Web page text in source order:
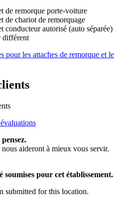
de remorque porte-voiture
de chariot de remorquage
conducteur autorisé (auto séparée)
différent
pour les attaches de remorque et le
aideront à mieux vous servir.
soumises pour cet établissement.
submitted for this location.